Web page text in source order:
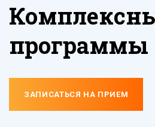
программы
ЗАПИСАТЬСЯ НА ПРИЕМ